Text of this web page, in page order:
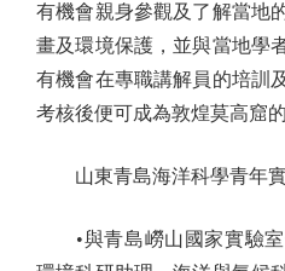
有機會親身參觀及了解當地
畫及環境保護，並與當地學
有機會在專職講解員的培訓
考核後便可成為敦煌莫高窟
山東青島海洋科學青年實
•與青島嶗山國家實驗室